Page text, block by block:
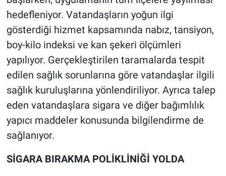
hedefleniyor. Vatandaşların yoğun ilgi
gösterdiği hizmet kapsamında nabız, tansiyon,
boy-kilo indeksi ve kan şekeri ölçümleri
yapılıyor. Gerçekleştirilen taramalarda tespit
edilen sağlık sorunlarına göre vatandaşlar ilgili
sağlık kuruluşlarına yönlendiriliyor. Ayrıca talep
eden vatandaşlara sigara ve diğer bağımlılık
yapıcı maddeler konusunda bilgilendirme de
sağlanıyor.
SİGARA BIRAKMA POLİKLİNİĞİ YOLDA